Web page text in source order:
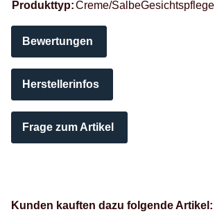
Produkteigenschaft
Wert
Produkttyp:Creme/SalbeGesichtspflege
Bewertungen
Herstellerinfos
Frage zum Artikel
Kunden kauften dazu folgende Artikel: